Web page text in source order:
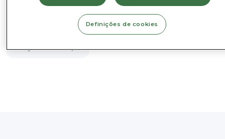
Conjuntos e Inspo
Definições de cookies